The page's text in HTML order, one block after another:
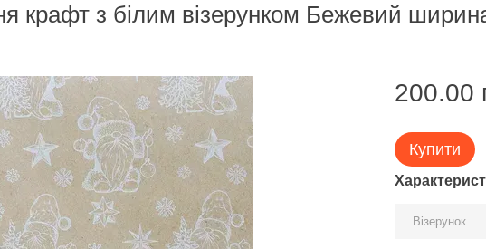
крафт з білим візерунком Бежевий
200.00
Купити
Візерунок